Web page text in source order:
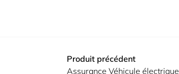
Produit précédent
Assurance Véhicule électrique